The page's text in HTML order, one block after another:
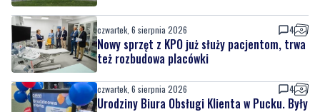
czwartek, 6 sierpnia 2026 4
Nowy sprzęt z KPO już służy pacjentom, trwa
też rozbudowa placówki
czwartek, 6 sierpnia 2026 4
Urodziny Biura Obsługi Klienta w Pucku. Były